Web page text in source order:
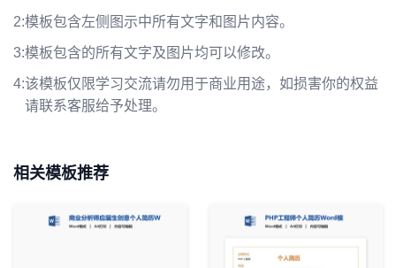
2:模板包含左侧图示中所有文字和图片内容。
3:模板包含的所有文字及图片均可以修改。
4:该模板仅限学习交流请勿用于商业用途，如损害你的权益
请联系客服给予处理。
相关模板推荐